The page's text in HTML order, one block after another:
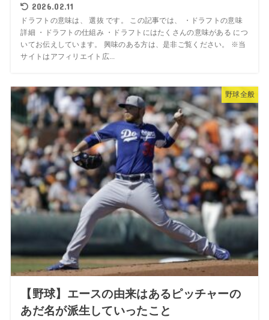
2026.02.11
ドラフトの意味は、 選抜 です。 この記事では、 ・ドラフトの意味
詳細 ・ドラフトの仕組み ・ドラフトにはたくさんの意味がある につ
いてお伝えしています。 興味のある方は、是非ご覧ください。 ※当
サイトはアフィリエイト広...
野球全般
【野球】エースの由来はあるピッチャーの
あだ名が派生していったこと